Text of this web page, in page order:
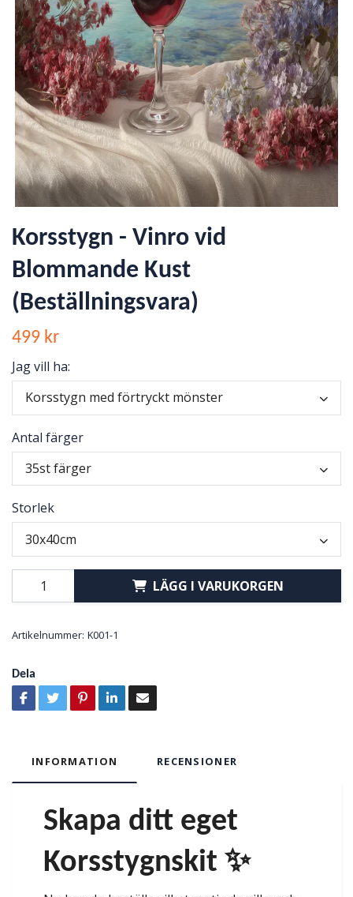
Korsstygn - Vinro vid
Blommande Kust
(Beställningsvara)
499 kr
Jag vill ha:
Korsstygn med förtryckt mönster
Antal färger
35st färger
Storlek
30x40cm
LÄGG I VARUKORGEN
Artikelnummer: K001-1
Dela
INFORMATION RECENSIONER
Skapa ditt eget
Korsstygnskit ✨